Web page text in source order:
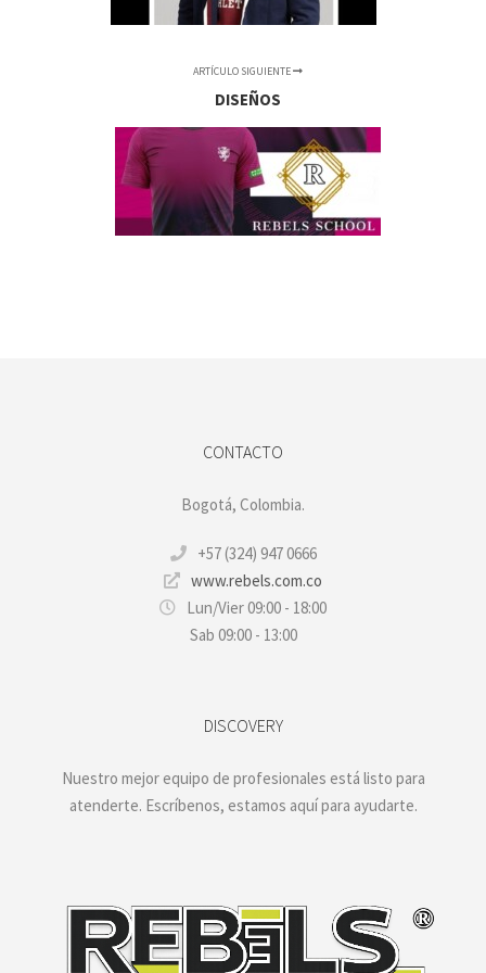
ARTÍCULO SIGUIENTE
DISEÑOS
CONTACTO
Bogotá, Colombia.
+57 (324) 947 0666
www.rebels.com.co
Lun/Vier 09:00 - 18:00
Sab 09:00 - 13:00
DISCOVERY
Nuestro mejor equipo de profesionales está listo para
atenderte. Escríbenos, estamos aquí para ayudarte.